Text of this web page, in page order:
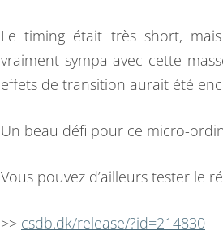
Le timing était très short,
vraiment sympa avec cette
effets de transition aurait été
Un beau défi pour ce micro-
Vous pouvez d’ailleurs tester le
>> csdb.dk/release/?id=214830